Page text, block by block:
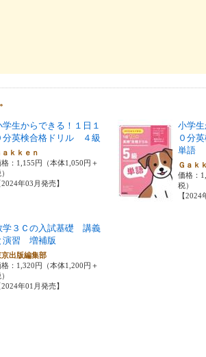
学生からできる！１日１
分英検合格ドリル ４級
ａｋｋｅｎ
格：1,155円（本体1,050円＋
2024年03月発売】
小学生
０分
単語
Ｇａｋ
価格：
税）
【2024
学３Ｃの入試基礎 講義
演習 増補版
京出版編集部
格：1,320円（本体1,200円＋
2024年01月発売】